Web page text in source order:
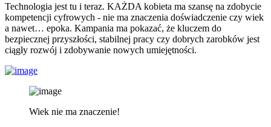
Technologia jest tu i teraz. KAŻDA kobieta ma szansę na zdobycie
kompetencji cyfrowych - nie ma znaczenia doświadczenie czy wiek
a nawet… epoka. Kampania ma pokazać, że kluczem do
bezpiecznej przyszłości, stabilnej pracy czy dobrych zarobków jest
ciągły rozwój i zdobywanie nowych umiejętności.
Wiek nie ma znaczenie!